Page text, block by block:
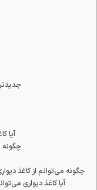
1.
2.
4. چگونه می‌توانم از کاغذ
5. آیا کاغذ دیواری